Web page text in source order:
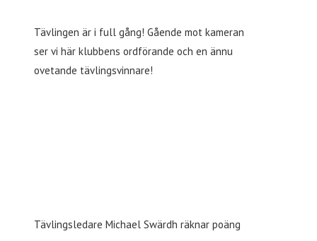
Tävlingen är i full gång! Gående mot kameran
ser vi här klubbens ordförande och en ännu
ovetande tävlingsvinnare!
Tävlingsledare Michael Swärdh räknar poäng